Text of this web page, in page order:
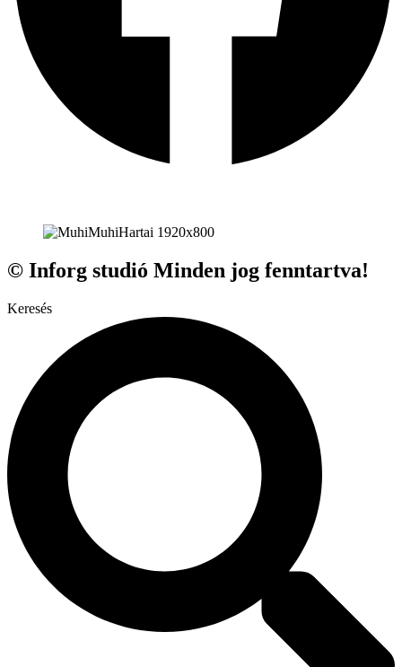
© Inforg studió Minden jog fenntartva!
Keresés